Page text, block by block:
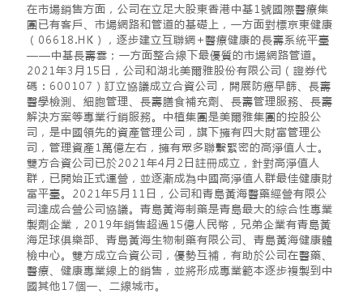
在市場銷售方面，公司在立足大股東香港中基1號國際醫療集
團已有客戶、市場網路和管道的基礎上，一方面對標京東健康
（06618.HK），逐步建立互聯網+醫療健康的長壽系統平臺
——中基長壽雲；一方面整合線下最優質的市場網路管道。
2021年3月15日，公司和湖北美爾雅股份有限公司（證券代
碼：600107）訂立協議成立合資公司，開展防癌早篩、長壽
醫學檢測、細胞管理、長壽膳食補充劑、長壽管理服務、長壽
解決方案等專業行銷服務。中植集團是美爾雅集團的控股公
司，是中國領先的資產管理公司，旗下擁有四大財富管理公
司，管理資產1萬億左右，擁有眾多聯繫緊密的高淨值人士。
雙方合資公司已於2021年4月2日註冊成立，針對高淨值人
群，已開始正式運營，並逐漸成為中國高淨值人群最佳健康財
富平臺。2021年5月11日，公司和青島黃海醫藥經營有限公
司達成合營公司協議。青島黃海制藥是青島最大的綜合性專業
製劑企業，2019年銷售超過15億人民幣，兄弟企業有青島黃
海足球俱樂部、青島黃海生物制藥有限公司、青島黃海健康體
檢中心。雙方成立合資公司，優勢互補，有助於公司在醫藥、
醫療、健康專業線上的銷售，並將形成專業範本逐步複製到中
國其他17個一、二線城市。